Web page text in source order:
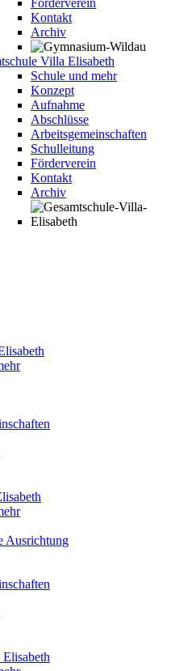
Förderverein
Kontakt
Archiv
Villa Elisabeth
Schule und mehr
Konzept
Aufnahme
Abschlüsse
Arbeitsgemeinschaften
Schulleitung
Förderverein
Kontakt
Archiv
Ausrichtung